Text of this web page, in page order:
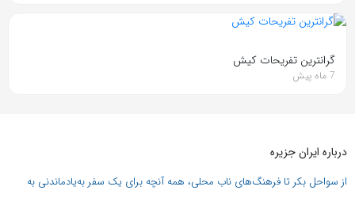
گرانترین تفریحات کیش
7 ماه پیش
درباره ایران جزیره
از سواحل بکر تا فرهنگ‌های ناب محلی، همه آنچه برای یک سفر به‌یادماندنی به